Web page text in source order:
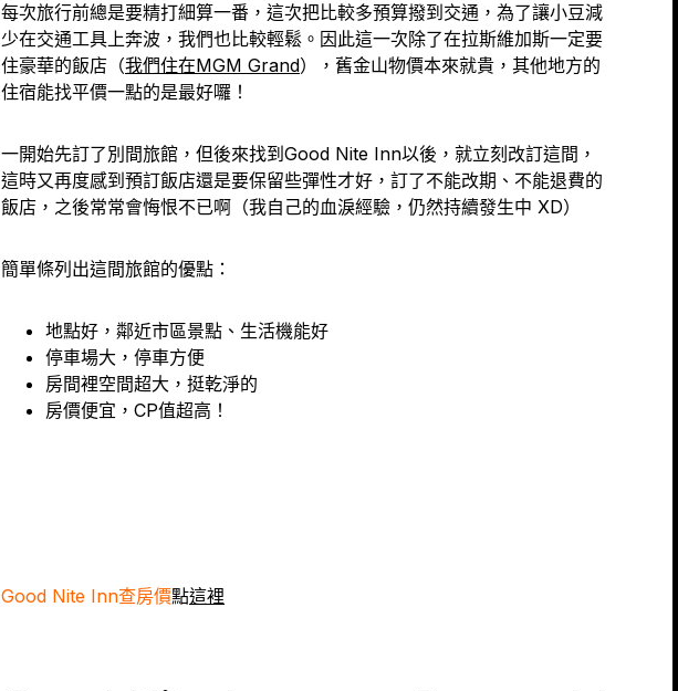
每次旅行前總是要精打細算一番，這次把比較多預算撥到交通，為了讓小豆減
少在交通工具上奔波，我們也比較輕鬆。因此這一次除了在拉斯維加斯一定要
住豪華的飯店（我們住在MGM Grand），舊金山物價本來就貴，其他地方的
住宿能找平價一點的是最好囉！
一開始先訂了別間旅館，但後來找到Good Nite Inn以後，就立刻改訂這間，
這時又再度感到預訂飯店還是要保留些彈性才好，訂了不能改期、不能退費的
飯店，之後常常會悔恨不已啊（我自己的血淚經驗，仍然持續發生中 XD）
簡單條列出這間旅館的優點：
地點好，鄰近市區景點、生活機能好
停車場大，停車方便
房間裡空間超大，挺乾淨的
房價便宜，CP值超高！
Good Nite Inn查房價點這裡